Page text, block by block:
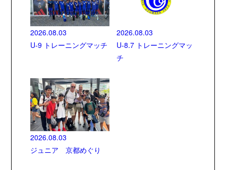
2026.08.03
U-9 トレーニングマッチ
2026.08.03
U-8.7 トレーニングマッ
チ
2026.08.03
ジュニア 京都めぐり